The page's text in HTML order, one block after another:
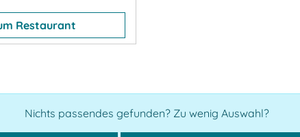
Restaurant
Nichts passendes gefunden? Zu wenig Auswahl?